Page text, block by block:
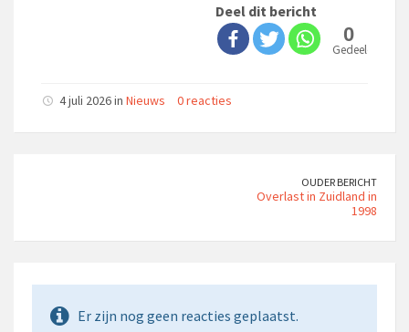
Deel dit bericht
0
Gedeeld
4 juli 2026 in Nieuws 0 reacties
OUDER BERICHT
Overlast in Zuidland in
1998
Er zijn nog geen reacties geplaatst.